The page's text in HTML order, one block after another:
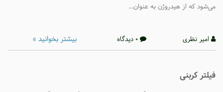
می‌شود که از هیدروژن به عنوان…
امیر نظری 0 دیدگاه بیشتر بخوانید »
فیلتر کربنی